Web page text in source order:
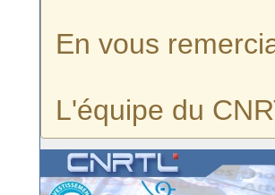
En vous
L'équipe du